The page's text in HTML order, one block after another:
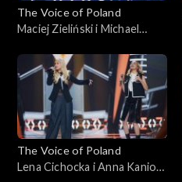
The Voice of Poland
Maciej Zieliński i Michael
of Poland”, Bitwy, 11
października 2025
The Voice of Poland
Lena Cichocka i Anna Kaniok